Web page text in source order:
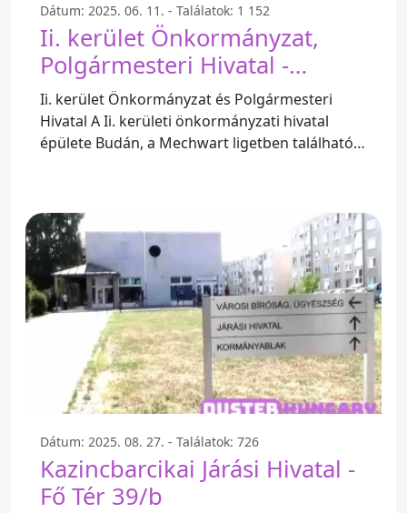
Dátum: 2025. 06. 11. - Találatok: 1 152
Ii. kerület Önkormányzat,
Polgármesteri Hivatal -
Budapest
Ii. kerület Önkormányzat és Polgármesteri
Hivatal A Ii. kerületi önkormányzati hivatal
épülete Budán, a Mechwart ligetben található.
Dátum: 2025. 08. 27. - Találatok: 726
Kazincbarcikai Járási Hivatal -
Fő Tér 39/b